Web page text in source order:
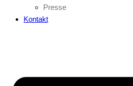
Presse
Kontakt